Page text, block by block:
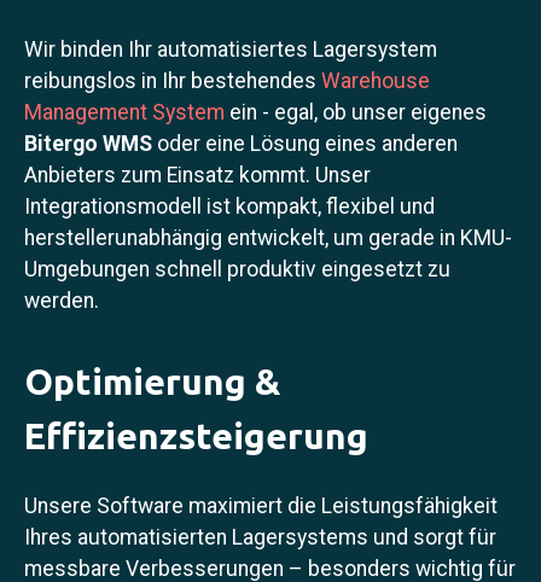
Wir binden Ihr automatisiertes Lagersystem
reibungslos in Ihr bestehendes Warehouse
Management System ein - egal, ob unser eigenes
Bitergo WMS oder eine Lösung eines anderen
Anbieters zum Einsatz kommt. Unser
Integrationsmodell ist kompakt, flexibel und
herstellerunabhängig entwickelt, um gerade in KMU-
Umgebungen schnell produktiv eingesetzt zu
werden.
Optimierung &
Effizienzsteigerung
Unsere Software maximiert die Leistungsfähigkeit
Ihres automatisierten Lagersystems und sorgt für
messbare Verbesserungen – besonders wichtig für